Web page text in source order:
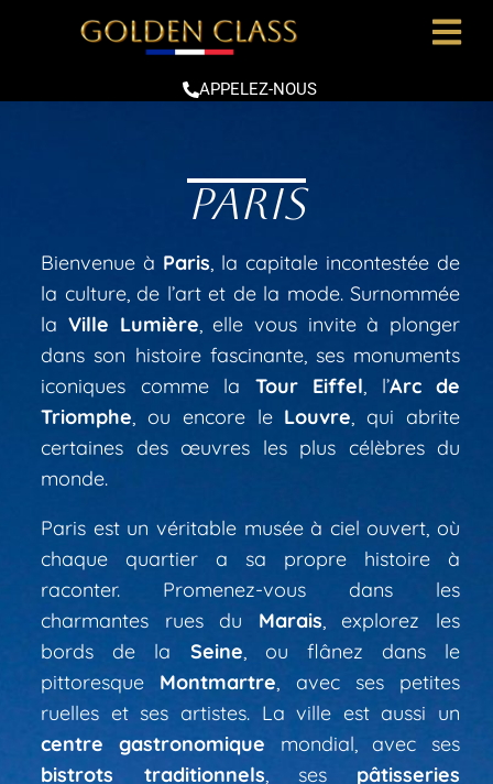
APPELEZ-NOUS
PARIS
Bienvenue à Paris, la capitale incontestée de
la culture, de l’art et de la mode. Surnommée
la Ville Lumière, elle vous invite à plonger
dans son histoire fascinante, ses monuments
iconiques comme la Tour Eiffel, l’Arc de
Triomphe, ou encore le Louvre, qui abrite
certaines des œuvres les plus célèbres du
monde.
Paris est un véritable musée à ciel ouvert, où
chaque quartier a sa propre histoire à
raconter. Promenez-vous dans les
charmantes rues du Marais, explorez les
bords de la Seine, ou flânez dans le
pittoresque Montmartre, avec ses petites
ruelles et ses artistes. La ville est aussi un
centre gastronomique mondial, avec ses
bistrots traditionnels, ses pâtisseries